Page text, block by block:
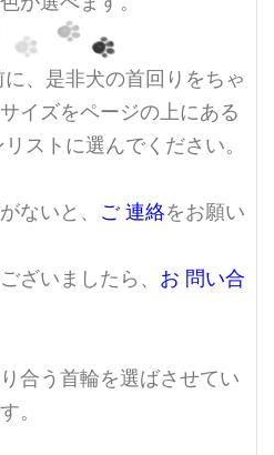
、是非犬の首回りをちゃ
イズをページの上にある
ストに選んでください。
ないと、 ご 連絡をお願い
ざいましたら、 お 問い合
合う首輪を選ばさせてい
。